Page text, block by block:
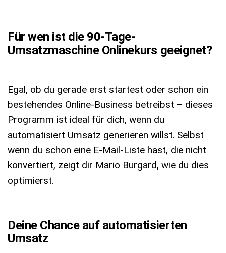
Für wen ist die 90-Tage-
Umsatzmaschine Onlinekurs geeignet?
Egal, ob du gerade erst startest oder schon ein
bestehendes Online-Business betreibst – dieses
Programm ist ideal für dich, wenn du
automatisiert Umsatz generieren willst. Selbst
wenn du schon eine E-Mail-Liste hast, die nicht
konvertiert, zeigt dir Mario Burgard, wie du dies
optimierst.
Deine Chance auf automatisierten
Umsatz